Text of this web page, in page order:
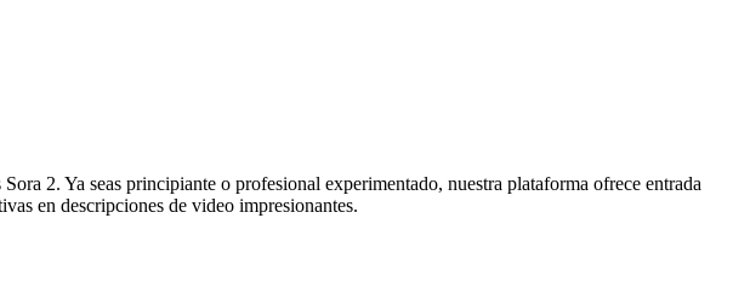
2. Ya seas principiante o profesional experimentado, nuestra plataforma ofrece entrada
en descripciones de video impresionantes.